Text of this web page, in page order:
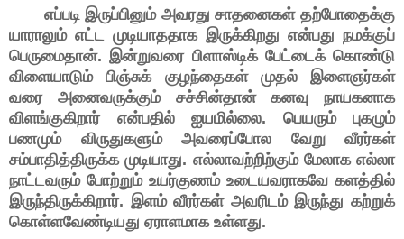
எப்படி இருப்பினும் அவரது சாதனைகள் தற்போதைக்கு
யாராலும் எட்ட முடியாததாக இருக்கிறது என்பது நமக்குப்
பெருமைதான். இன்றுவரை பிளாஸ்டிக் பேட்டைக் கொண்டு
விளையாடும் பிஞ்சுக் குழந்தைகள் முதல் இளைஞர்கள்
வரை அனைவருக்கும் சச்சின்தான் கனவு நாயகனாக
விளங்குகிறார் என்பதில் ஐயமில்லை. பெயரும் புகழும்
பணமும் விருதுகளும் அவரைப்போல வேறு வீரர்கள்
சம்பாதித்திருக்க முடியாது. எல்லாவற்றிற்கும் மேலாக எல்லா
நாட்டவரும் போற்றும் உயர்குணம் உடையவராகவே களத்தில்
இருந்திருக்கிறார். இளம் வீரர்கள் அவரிடம் இருந்து கற்றுக்
கொள்ளவேண்டியது ஏராளமாக உள்ளது.